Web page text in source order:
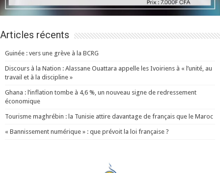
Articles récents
Guinée : vers une grève à la BCRG
Discours à la Nation : Alassane Ouattara appelle les Ivoiriens à « l’unité, au
travail et à la discipline »
Ghana : l’inflation tombe à 4,6 %, un nouveau signe de redressement
économique
Tourisme maghrébin : la Tunisie attire davantage de français que le Maroc
« Bannissement numérique » : que prévoit la loi française ?